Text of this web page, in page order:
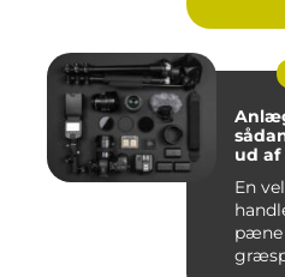
ud af
En
pæne